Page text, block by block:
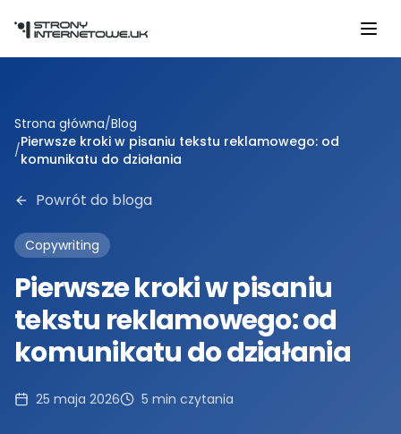
Strona główna/Blog
/Pierwsze kroki w pisaniu tekstu reklamowego: od
komunikatu do działania
Powrót do bloga
Copywriting
Pierwsze kroki w pisaniu
tekstu reklamowego: od
komunikatu do działania
25 maja 2026 5 min czytania